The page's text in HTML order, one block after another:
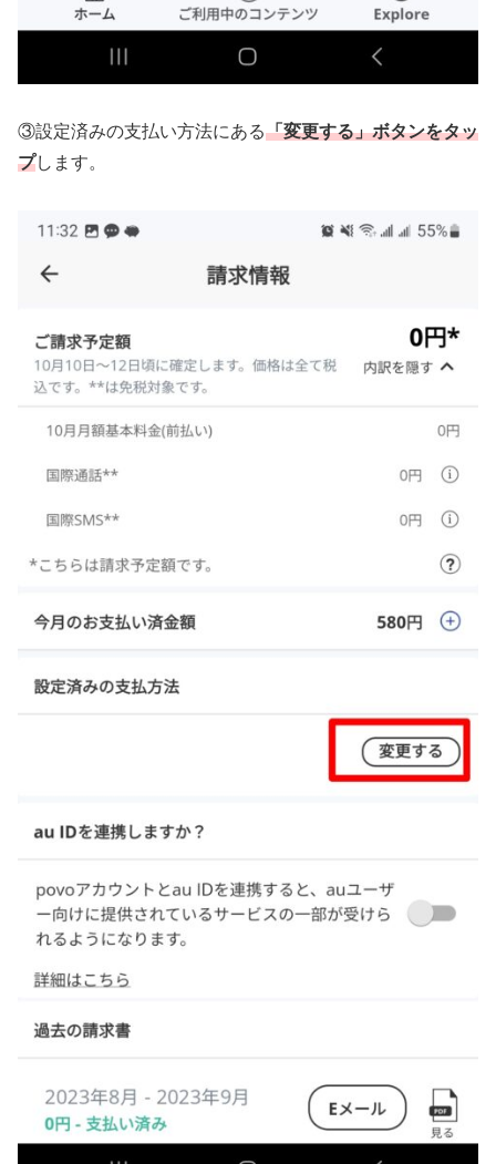
③設定済みの支払い方法にある「変更する」ボタンをタッ
プします。